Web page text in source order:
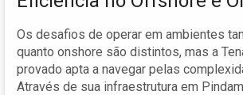
Os desafios de operar em ambientes
quanto onshore são distintos, mas a
provado apta a navegar pelas
Através de sua infraestrutura em